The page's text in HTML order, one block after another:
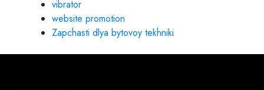
vibrator
website promotion
Zapchasti dlya bytovoy tekhniki